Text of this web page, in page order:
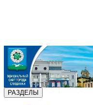
РАЗДЕЛЫ